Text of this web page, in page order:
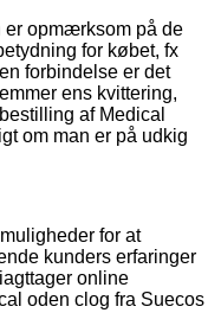
er opmærksom på de
for købet, fx
forbindelse er det
ens kvittering,
af Medical
om man er på udkig
for at
kunders erfaringer
online
oden clog fra Suecos